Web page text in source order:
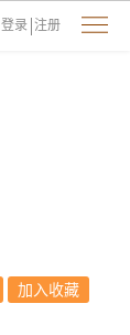
登录 注册
加入收藏